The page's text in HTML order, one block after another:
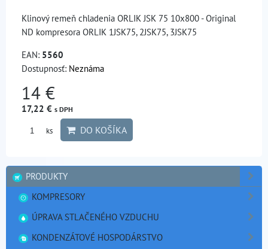
Klinový remeň chladenia ORLIK JSK 75 10x800 - Original
ND kompresora ORLIK 1JSK75, 2JSK75, 3JSK75
EAN: 5560
Dostupnosť: Neznáma
14 €
17,22 € s DPH
ks DO KOŠÍKA
PRODUKTY
KOMPRESORY
ÚPRAVA STLAČENÉHO VZDUCHU
KONDENZÁTOVÉ HOSPODÁRSTVO